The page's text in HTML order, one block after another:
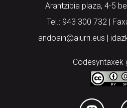
Arantzibia plaza, 4-5
Tel.: 943 300 732 |
andoain@aiurri.eus |
Codesyntaxek